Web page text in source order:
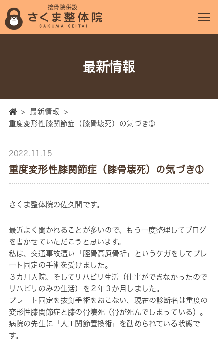
最新情報
> 最新情報
>
重度変形性膝関節症（膝骨壊死）の気づき➀
2022.11.15
重度変形性膝関節症（膝骨壊死）の気づき➀
さくま整体院の佐久間です。
最近よく聞かれることが多いので、もう一度整理してブログ
を書かせていただこうと思います。
私は、交通事故遭い「脛骨高原骨折」というケガをしてプレ
ート固定の手術を受けました。
３カ月入院、そしてリハビリ生活（仕事ができなかったので
リハビリのみの生活）を２年３か月しました。
プレート固定を抜釘手術をおこない、現在の診断名は重度の
変形性膝関節症と膝の骨壊死（骨が死んでしまっている）。
病院の先生に「人工関節置換術」を勧められている状態で
す。